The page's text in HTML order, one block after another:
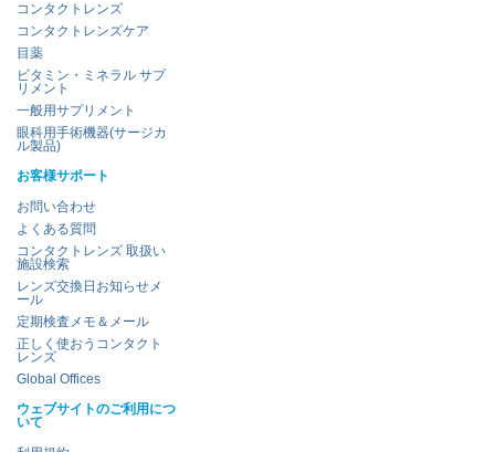
コンタクトレンズ
コンタクトレンズケア
目薬
ビタミン・ミネラル サプ
リメント
一般用サプリメント
眼科用手術機器(サージカ
ル製品)
お客様サポート
お問い合わせ
よくある質問
コンタクトレンズ 取扱い
施設検索
レンズ交換日お知らせメ
ール
定期検査メモ＆メール
正しく使おうコンタクト
レンズ
Global Offices
ウェブサイトのご利用につ
いて